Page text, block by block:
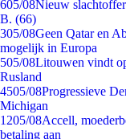
605/08Nieuw
B. (66)
305/08Geen Qatar en
mogelijk in Europa
505/08Litouwen vindt
Rusland
4505/08Progressieve
Michigan
1205/08Accell,
betaling aan